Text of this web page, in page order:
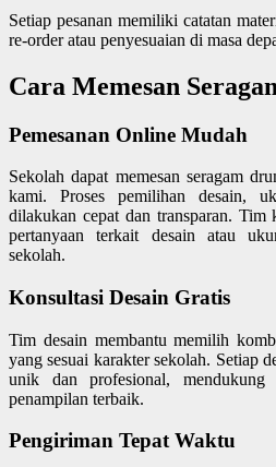
Setiap pesanan memiliki catatan
re-order atau penyesuaian di masa
Cara Memesan
Pemesanan Online Mudah
Sekolah dapat memesan seragam
kami. Proses pemilihan desain,
dilakukan cepat dan transparan. Tim
pertanyaan terkait desain atau
sekolah.
Konsultasi Desain Gratis
Tim desain membantu memilih
yang sesuai karakter sekolah. Setiap
unik dan profesional, mendukung
penampilan terbaik.
Pengiriman Tepat Waktu